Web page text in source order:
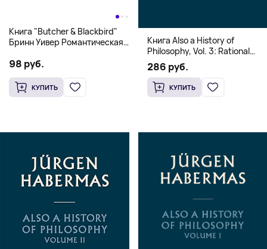
Книга "Butcher & Blackbird"
Бринн Уивер Романтическая
(18+)
98 руб.
КУПИТЬ
Книга Also a History of
Philosophy, Vol. 3: Rational
Freedom. Traces of the
Discourse on Faith and
Knowledge (Твердый
переплет)
286 руб.
КУПИТЬ